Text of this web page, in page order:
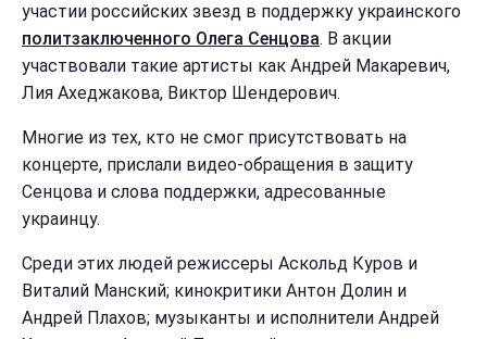
участии российских звезд в поддержку украинского
политзаключенного Олега Сенцова. В акции
участвовали такие артисты как Андрей Макаревич,
Лия Ахеджакова, Виктор Шендерович.
Многие из тех, кто не смог присутствовать на
концерте, прислали видео-обращения в защиту
Сенцова и слова поддержки, адресованные
украинцу.
Среди этих людей режиссеры Аскольд Куров и
Виталий Манский; кинокритики Антон Долин и
Андрей Плахов; музыканты и исполнители Андрей